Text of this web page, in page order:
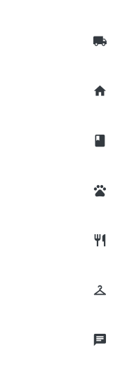
local_shipping
home
class
pets
restaurant
checkroom
chat